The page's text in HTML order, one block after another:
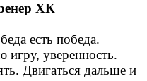
ХК
есть победа.
уверенность.
Двигаться дальше и